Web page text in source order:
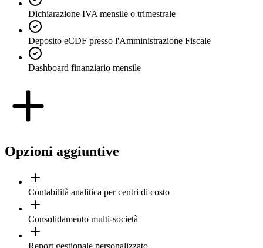
Dichiarazione IVA mensile o trimestrale
Deposito eCDF presso l'Amministrazione Fiscale
Dashboard finanziario mensile
Opzioni aggiuntive
Contabilità analitica per centri di costo
Consolidamento multi-società